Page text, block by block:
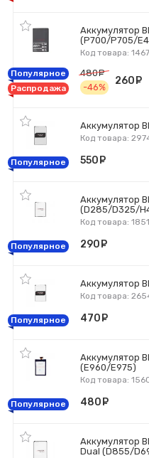
Аккумулятор
(P700/P705/
Код товара:
Популярное
Распродажа
480
-46%
260
Аккумулятор
Код товара:
Популярное 550
Аккумулятор
(D285/D325/
Код товара:
Популярное 290
Аккумулятор
Код товара:
Популярное 470
Аккумулятор
(E960/E975)
Код товара:
Популярное 480
Аккумулятор
Dual (D855/